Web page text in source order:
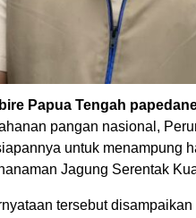
Papua Tengah
pangan nasional,
untuk menampung
Jagung Serentak
tersebut